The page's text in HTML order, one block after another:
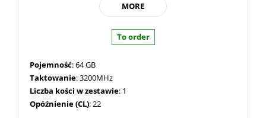
MORE
To order
Pojemność: 64 GB
Taktowanie: 3200MHz
Liczba kości w zestawie: 1
Opóźnienie (CL): 22